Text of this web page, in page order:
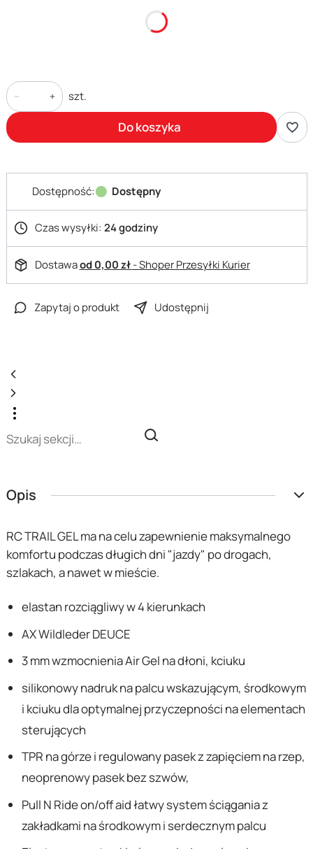
szt.
Do koszyka
Dostępność: Dostępny
Czas wysyłki: 24 godziny
Dostawaod 0,00 zł- Shoper Przesyłki Kurier
Zapytaj o produkt Udostępnij
Opis
RC TRAIL GEL ma na celu zapewnienie maksymalnego
komfortu podczas długich dni "jazdy" po drogach,
szlakach, a nawet w mieście.
elastan rozciągliwy w 4 kierunkach
AX Wildleder DEUCE
3 mm wzmocnienia Air Gel na dłoni, kciuku
silikonowy nadruk na palcu wskazującym, środkowym
i kciuku dla optymalnej przyczepności na elementach
sterujących
TPR na górze i regulowany pasek z zapięciem na rzep,
neoprenowy pasek bez szwów,
Pull N Ride on/off aid łatwy system ściągania z
zakładkami na środkowym i serdecznym palcu